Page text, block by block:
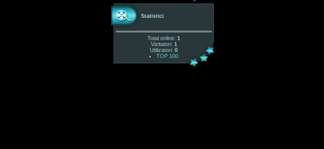
Statistici
Total online: 1
Vizitatori: 1
Utilizatori: 0
TOP 100